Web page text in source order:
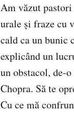
Am văzut
urale și fraze cu
cald ca un bunic
explicând un
un obstacol, de-
Chopra. Să te
Cu ce mă